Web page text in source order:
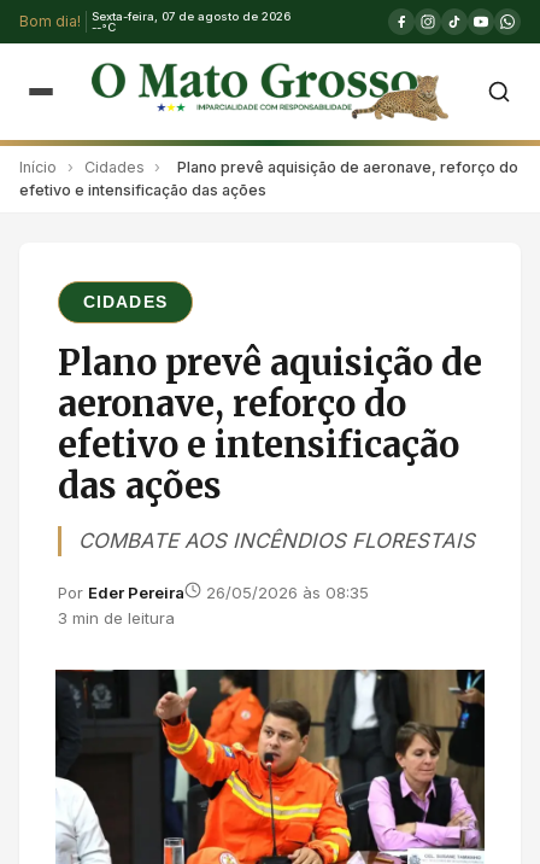
Bom dia!
Sexta-feira, 07 de agosto de 2026
--°C
Início › Cidades ›
Plano prevê aquisição de aeronave, reforço do
efetivo e intensificação das ações
CIDADES
Plano prevê aquisição de
aeronave, reforço do
efetivo e intensificação
das ações
COMBATE AOS INCÊNDIOS FLORESTAIS
Por Eder Pereira
26/05/2026 às 08:35
3 min de leitura